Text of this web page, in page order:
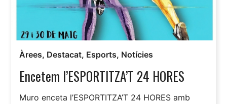
Àrees, Destacat, Esports, Notícies
Encetem l’ESPORTITZA’T 24 HORES
Muro enceta l’ESPORTITZA’T 24 HORES amb